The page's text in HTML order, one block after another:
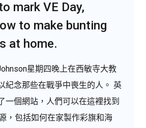
mark VE Day,
to make bunting
at home.
星期四晚上在西敏寺大教
紀念那些在戰爭中喪生的人。 英
一個網站，人們可以在這裡找到
，包括如何在家製作彩旗和海